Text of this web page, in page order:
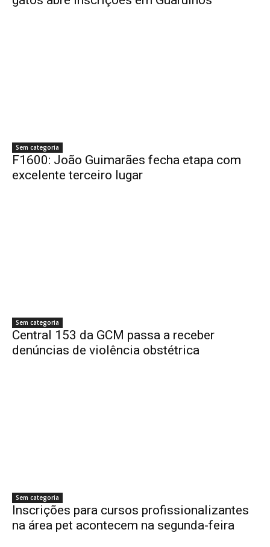
Sem categoria
F1600: João Guimarães fecha etapa com
excelente terceiro lugar
Sem categoria
Central 153 da GCM passa a receber
denúncias de violência obstétrica
Sem categoria
Inscrições para cursos profissionalizantes
na área pet acontecem na segunda-feira